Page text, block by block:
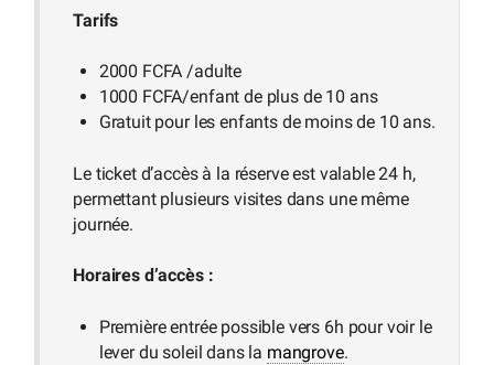
Tarifs
2000 FCFA /adulte
1000 FCFA/enfant de plus de 10 ans
Gratuit pour les enfants de moins de 10 ans.
Le ticket d’accès à la réserve est valable 24 h,
permettant plusieurs visites dans une même
journée.
Horaires d’accès :
Première entrée possible vers 6h pour voir le
lever du soleil dans la mangrove.